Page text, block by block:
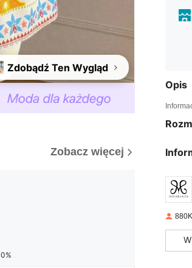
Zdobądź Ten Wygląd
Zobacz więcej
0%
Opis